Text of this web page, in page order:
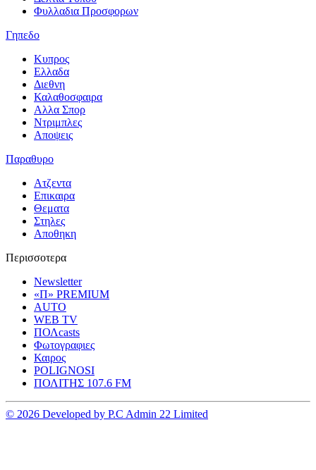
Φυλλαδια Προσφορων
Γηπεδο
Κυπρος
Ελλαδα
Διεθνη
Καλαθοσφαιρα
Αλλα Σπορ
Ντριμπλες
Αποψεις
Παραθυρο
Ατζεντα
Επικαιρα
Θεματα
Στηλες
Αποθηκη
Περισσοτερα
Newsletter
«Π» PREMIUM
AUTO
WEB TV
ΠΟΛcasts
Φωτογραφιες
Καιρος
POLIGNOSI
ΠΟΛΙΤΗΣ 107.6 FM
© 2026 Developed by P.C Admin 22 Limited